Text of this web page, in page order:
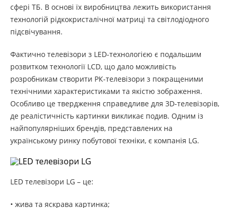
сфері ТБ. В основі їх виробництва лежить використання
технологій рідкокристалічної матриці та світлодіодного
підсвічування.
Фактично телевізори з LED-технологією є подальшим
розвитком технології LCD, що дало можливість
розробникам створити РК-телевізори з покращеними
технічними характеристиками та якістю зображення.
Особливо це твердження справедливе для 3D-телевізорів,
де реалістичність картинки викликає подив. Одним із
найпопулярніших брендів, представлених на
українському ринку побутової техніки, є компанія LG.
LED телевізори LG – це:
• жива та яскрава картинка;